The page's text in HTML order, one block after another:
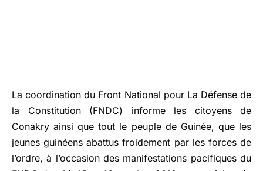
La coordination du Front National pour La Défense de
la Constitution (FNDC) informe les citoyens de
Conakry ainsi que tout le peuple de Guinée, que les
jeunes guinéens abattus froidement par les forces de
l’ordre, à l’occasion des manifestations pacifiques du